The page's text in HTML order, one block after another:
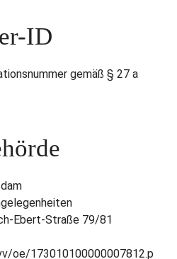
ID
gemäß § 27 a
Ebert-Straße 79/81
oe/173010100000007812.p